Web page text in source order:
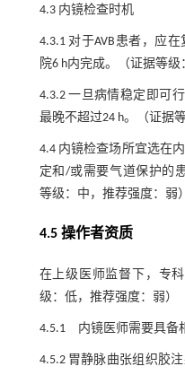
4.3 内镜检查时机
4.3.1 对于AVB患者，应
院6 h内完成。（证据等级
4.3.2 一旦病情稳定即可
最晚不超过24 h。（证据
4.4 内镜检查场所宜选在
定和/或需要气道保护的
等级：中，推荐强度：弱）
4.5 操作者资质
在上级医师监督下，专
级：低，推荐强度：弱）
4.5.1 内镜医师需要具备
4.5.2 胃静脉曲张组织胶